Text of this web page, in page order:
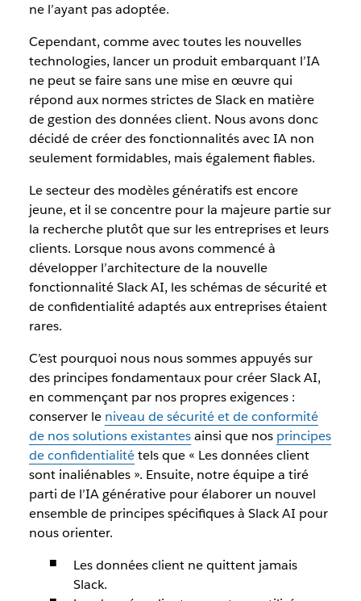
ne l’ayant pas adoptée.
Cependant, comme avec toutes les nouvelles
technologies, lancer un produit embarquant l’IA
ne peut se faire sans une mise en œuvre qui
répond aux normes strictes de Slack en matière
de gestion des données client. Nous avons donc
décidé de créer des fonctionnalités avec IA non
seulement formidables, mais également fiables.
Le secteur des modèles génératifs est encore
jeune, et il se concentre pour la majeure partie sur
la recherche plutôt que sur les entreprises et leurs
clients. Lorsque nous avons commencé à
développer l’architecture de la nouvelle
fonctionnalité Slack AI, les schémas de sécurité et
de confidentialité adaptés aux entreprises étaient
rares.
C’est pourquoi nous nous sommes appuyés sur
des principes fondamentaux pour créer Slack AI,
en commençant par nos propres exigences :
conserver le niveau de sécurité et de conformité
de nos solutions existantesainsi que nos principes
de confidentialitétels que « Les données client
sont inaliénables ». Ensuite, notre équipe a tiré
parti de l’IA générative pour élaborer un nouvel
ensemble de principes spécifiques à Slack AI pour
nous orienter.
Les données client ne quittent jamais
Slack.